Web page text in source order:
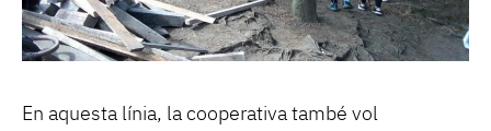
En aquesta línia, la cooperativa també vol